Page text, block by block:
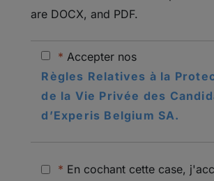
are DOCX, and PDF.
* Accepter nos
Règles Relatives à la
de la Vie Privée des
d’Experis Belgium SA.
* En cochant cette case,